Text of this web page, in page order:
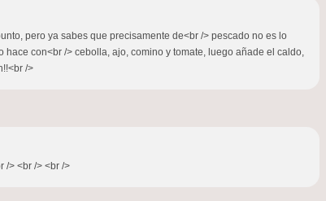
pero ya sabes que precisamente de<br /> pescado no es lo
con<br /> cebolla, ajo, comino y tomate, luego añade el caldo,
/>
/> <br /> <br />